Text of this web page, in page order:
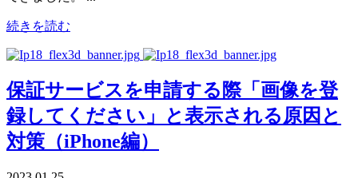
続きを読む
保証サービスを申請する際「画像を登
録してください」と表示される原因と
対策（iPhone編）